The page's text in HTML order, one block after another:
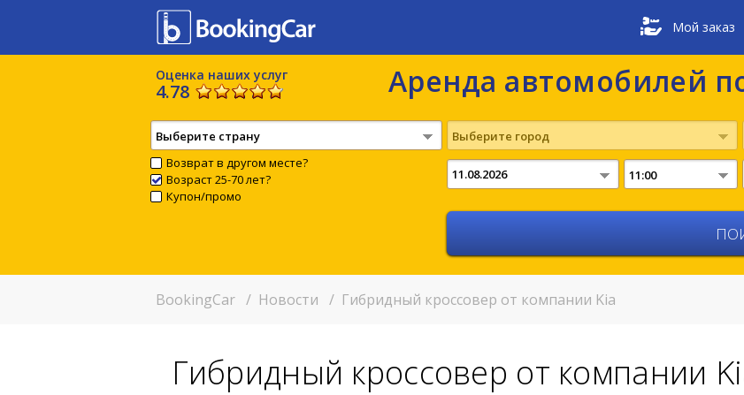
Мой заказ
Оценка наших услуг
4.78 Аренда автомобилей
Выберите страну Выберите город
11:00
Возврат в другом месте?
Возраст 25-70 лет?
Купон/промо
BookingCar / Новости / Гибридный кроссовер от компании Kia
Гибридный кроссовер от компании